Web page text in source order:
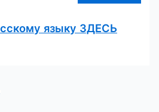
языку ЗДЕСЬ